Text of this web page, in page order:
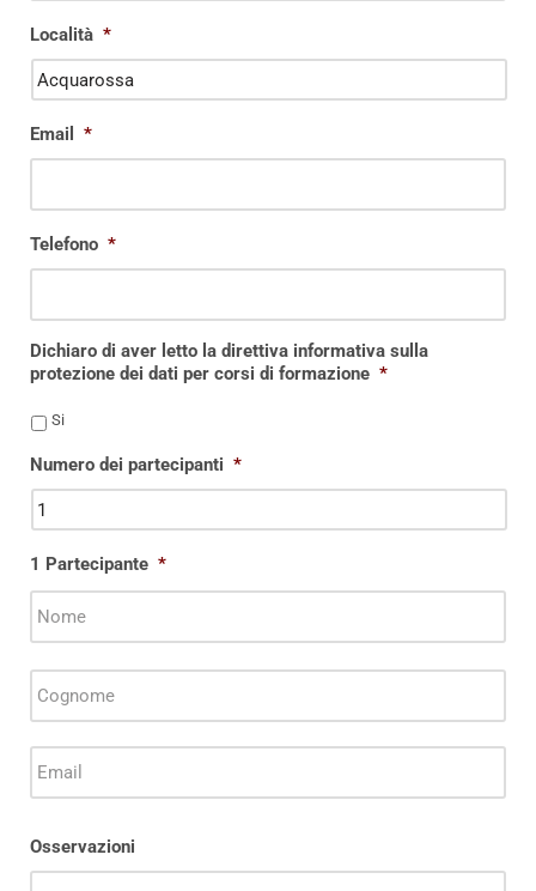
Località *
Email *
Telefono *
Dichiaro di aver letto la direttiva informativa sulla
protezione dei dati per corsi di formazione *
Si
Numero dei partecipanti *
1 Partecipante *
Osservazioni